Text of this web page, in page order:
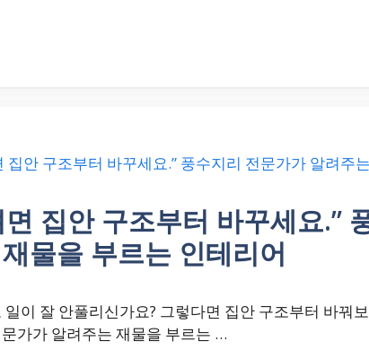
집안 구조부터 바꾸세요.”
물을 부르는 인테리어
이 잘 안풀리신가요? 그렇다면 집안 구조부터 바꿔
가가 알려주는 재물을 부르는 …